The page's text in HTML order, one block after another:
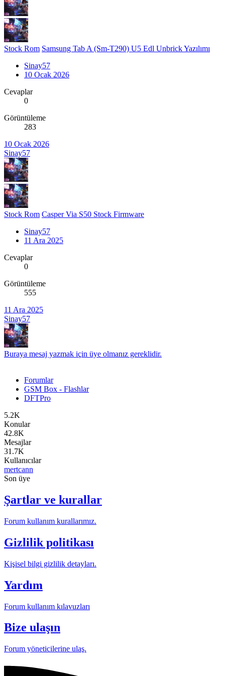
Stock Rom Samsung Tab A (Sm-T290) U5 Edl Unbrick Yazılımı
Sinay57
10 Ocak 2026
Cevaplar
0
Görüntüleme
283
10 Ocak 2026
Sinay57
Stock Rom Casper Via S50 Stock Firmware
Sinay57
11 Ara 2025
Cevaplar
0
Görüntüleme
555
11 Ara 2025
Sinay57
Buraya mesaj yazmak için üye olmanız gereklidir.
Forumlar
GSM Box - Flashlar
DFTPro
5.2K
Konular
42.8K
Mesajlar
31.7K
Kullanıcılar
mertcann
Son üye
Şartlar ve kurallar
Forum kullanım kurallarımız.
Gizlilik politikası
Kişisel bilgi gizlilik detayları.
Yardım
Forum kullanım kılavuzları
Bize ulaşın
Forum yöneticilerine ulaş.